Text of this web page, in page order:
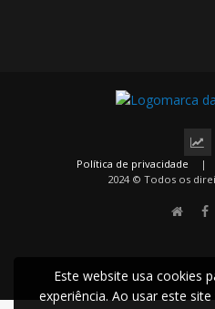
Política de privacidade |
2024 © Todos os
Este website usa cookies
experiência. Ao usar este